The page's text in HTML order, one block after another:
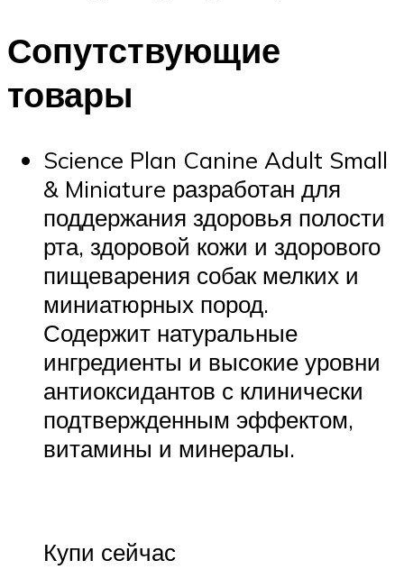
Сопутствующие
товары
Science Plan Canine Adult Small
& Miniature разработан для
поддержания здоровья полости
рта, здоровой кожи и здорового
пищеварения собак мелких и
миниатюрных пород.
Содержит натуральные
ингредиенты и высокие уровни
антиоксидантов с клинически
подтвержденным эффектом,
витамины и минералы.
Купи сейчас